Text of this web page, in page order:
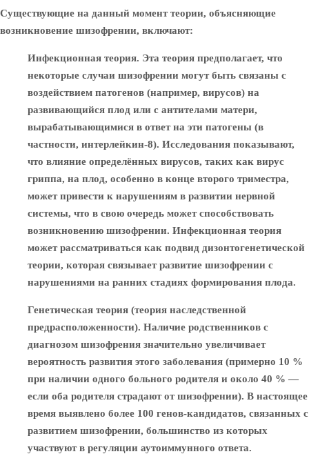
Существующие на данный момент теории, объясняющие
возникновение шизофрении, включают:
Инфекционная теория. Эта теория предполагает, что
некоторые случаи шизофрении могут быть связаны с
воздействием патогенов (например, вирусов) на
развивающийся плод или с антителами матери,
вырабатывающимися в ответ на эти патогены (в
частности, интерлейкин-8). Исследования показывают,
что влияние определённых вирусов, таких как вирус
гриппа, на плод, особенно в конце второго триместра,
может привести к нарушениям в развитии нервной
системы, что в свою очередь может способствовать
возникновению шизофрении. Инфекционная теория
может рассматриваться как подвид дизонтогенетической
теории, которая связывает развитие шизофрении с
нарушениями на ранних стадиях формирования плода.
Генетическая теория (теория наследственной
предрасположенности). Наличие родственников с
диагнозом шизофрения значительно увеличивает
вероятность развития этого заболевания (примерно 10 %
при наличии одного больного родителя и около 40 % —
если оба родителя страдают от шизофрении). В настоящее
время выявлено более 100 генов-кандидатов, связанных с
развитием шизофрении, большинство из которых
участвуют в регуляции аутоиммунного ответа.